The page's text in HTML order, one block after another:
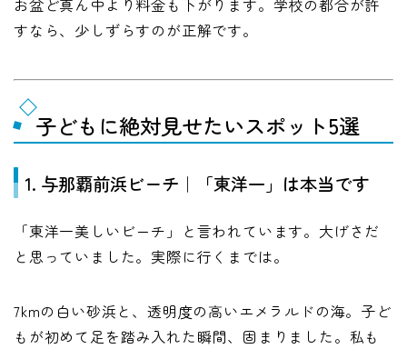
すなら、少しずらすのが正解です。
子どもに絶対見せたいスポット5選
1. 与那覇前浜ビーチ｜「東洋一」は本当です
「東洋一美しいビーチ」と言われています。大げさだ
と思っていました。実際に行くまでは。
7kmの白い砂浜と、透明度の高いエメラルドの海。子ど
もが初めて足を踏み入れた瞬間、固まりました。私も